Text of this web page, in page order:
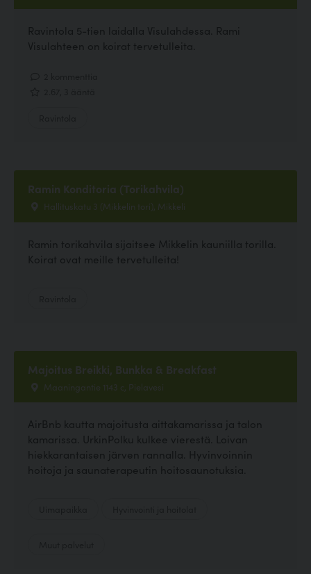
Ravintola 5-tien laidalla Visulahdessa. Rami
Visulahteen on koirat tervetulleita.
Ramin Konditoria (Torikahvila)
Hallituskatu 3 (Mikkelin tori), Mikkeli
Ramin torikahvila sijaitsee Mikkelin kauniilla torilla.
Koirat ovat meille tervetulleita!
Majoitus Breikki, Bunkka & Breakfast
Maaningantie 1143 c, Pielavesi
AirBnb kautta majoitusta aittakamarissa ja talon
kamarissa. UrkinPolku kulkee vierestä. Loivan
hiekkarantaisen järven rannalla. Hyvinvoinnin
hoitoja ja saunaterapeutin hoitosaunotuksia.